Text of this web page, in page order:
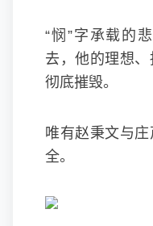
“悯”字承载的
去，他的理想
彻底摧毁。
唯有赵秉文与
全。